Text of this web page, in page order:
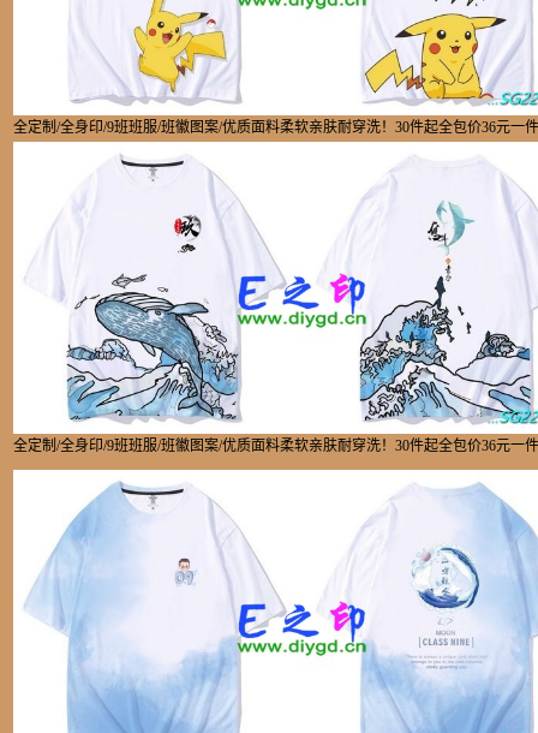
全定制/全身印/9班班服/班徽图案/优质面料柔软亲肤耐穿洗！30件起全包价36元一
全定制/全身印/9班班服/班徽图案/优质面料柔软亲肤耐穿洗！30件起全包价36元一